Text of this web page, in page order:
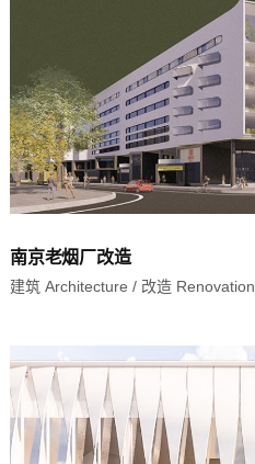
南京老烟厂改造
建筑 Architecture / 改造 Renovation